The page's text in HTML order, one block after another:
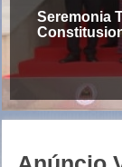
Seremonia